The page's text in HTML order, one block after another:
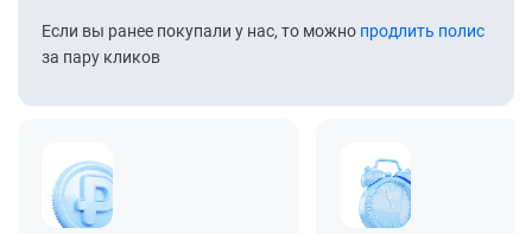
Если вы ранее покупали у нас, то можно продлить полис
за пару кликов